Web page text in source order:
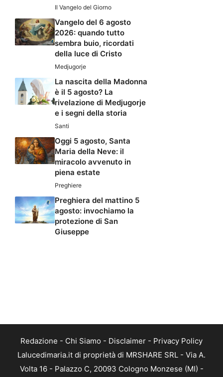
Il Vangelo del Giorno
Vangelo del 6 agosto
2026: quando tutto
sembra buio, ricordati
della luce di Cristo
Medjugorje
La nascita della Madonna
è il 5 agosto? La
rivelazione di Medjugorje
e i segni della storia
Santi
Oggi 5 agosto, Santa
Maria della Neve: il
miracolo avvenuto in
piena estate
Preghiere
Preghiera del mattino 5
agosto: invochiamo la
protezione di San
Giuseppe
Redazione - Chi Siamo - Disclaimer - Privacy Policy
Lalucedimaria.it di proprietà di MRSHARE SRL - Via A.
Volta 16 - Palazzo C, 20093 Cologno Monzese (MI) -